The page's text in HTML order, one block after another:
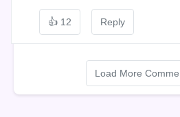
👍 12 Reply
Load More